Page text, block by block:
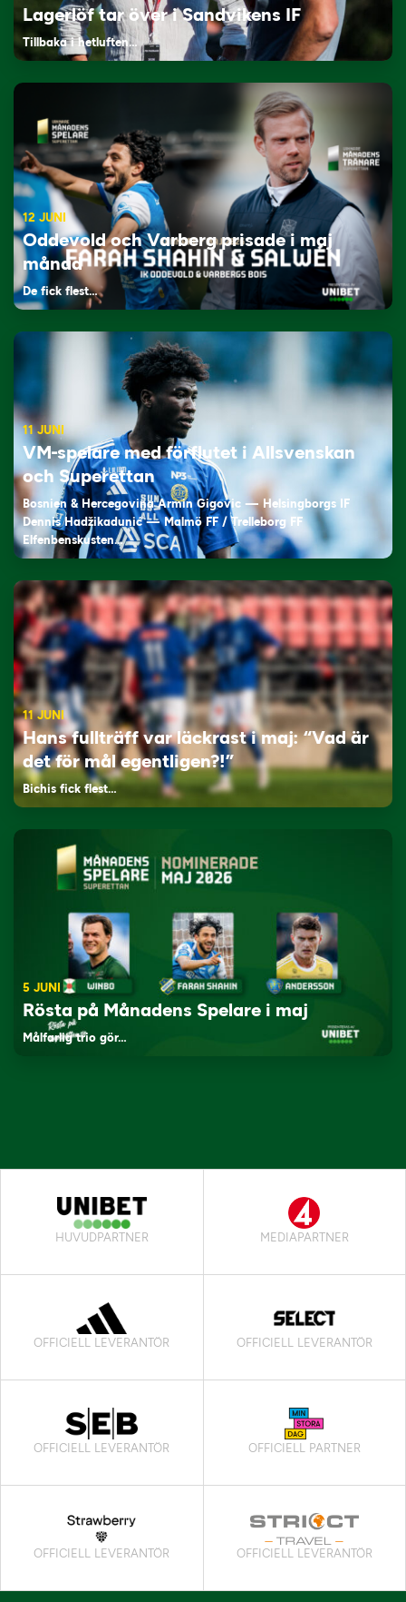
Lagerlöf tar över i Sandvikens IF
Tillbaka i hetluften…
12 JUNI
Oddevold och Varberg prisade i maj
månad
De fick flest…
11 JUNI
VM-spelare med förflutet i Allsvenskan
och Superettan
Bosnien & Hercegovina Armin Gigovic — Helsingborgs IF
Dennis Hadžikadunić — Malmö FF / Trelleborg FF
Elfenbenskusten…
11 JUNI
Hans fullträff var läckrast i maj: “Vad är
det för mål egentligen?!”
Bichis fick flest…
5 JUNI
Rösta på Månadens Spelare i maj
Målfarlig trio gör…
HUVUDPARTNER MEDIAPARTNER
OFFICIELL LEVERANTÖR OFFICIELL LEVERANTÖR
OFFICIELL LEVERANTÖR OFFICIELL PARTNER
OFFICIELL LEVERANTÖR OFFICIELL LEVERANTÖR